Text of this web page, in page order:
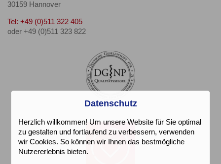
30159 Hannover
Tel: +49 (0)511 322 405
oder +49 (0)511 323 822
Datenschutz
Herzlich willkommen! Um unsere Website für Sie optimal
zu gestalten und fortlaufend zu verbessern, verwenden
wir Cookies. So können wir Ihnen das bestmögliche
Nutzererlebnis bieten.